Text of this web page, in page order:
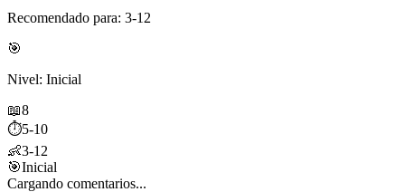
Recomendado para: 3-12
🎯
Nivel: Inicial
📖8
⏱️5-10
👶3-12
🎯Inicial
Cargando comentarios...